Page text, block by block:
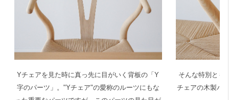
Yチェアを見た時に真っ先に目がいく背板の「Y
字のパーツ」。"Yチェア"の愛称のルーツにもな
そんな特別とも
チェアの木製パ